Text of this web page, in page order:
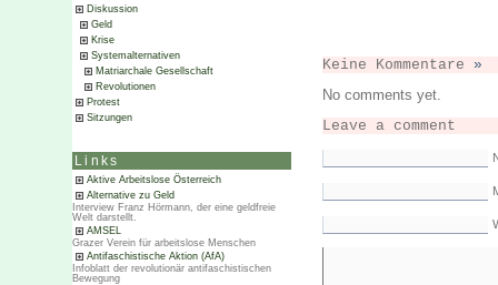
Diskussion
Geld
Krise
Systemalternativen
Matriarchale Gesellschaft
Revolutionen
Protest
Sitzungen
Links
Aktive Arbeitslose Österreich
Alternative zu Geld
Interview Franz Hörmann, der eine geldfreie
Welt darstellt.
AMSEL
Grazer Verein für arbeitslose Menschen
Antifaschistische Aktion (AfA)
Infoblatt der revolutionär antifaschistischen
Bewegung
Keine Kommentare »
No comments yet.
Leave a comment